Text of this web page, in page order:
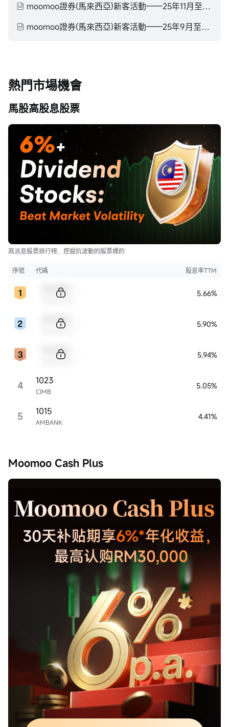
moomoo證券(馬來西亞)新客活動——25年11月至26年1月
moomoo證券(馬來西亞)新客活動——25年9月至25年11月
熱門市場機會
馬股高股息股票
高派息股票排行榜，挖掘抗波動的股票標的
序號 代碼 股息率TTM
5.66%
5.90%
5.94%
4 CIMB
1023 5.05%
5 AMBANK
1015 4.41%
Moomoo Cash Plus